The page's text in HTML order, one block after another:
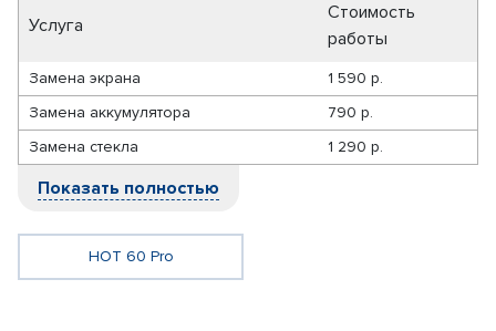
Услуга
Стоимость
работы
Замена экрана
1 590 р.
Замена аккумулятора
790 р.
Замена стекла
1 290 р.
Показать полностью
HOT 60 Pro